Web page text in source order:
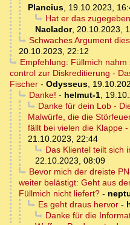
Plancius, 19.10.2023,
Hat er das
Naclador, 20.10.2023,
Schwaches Argument
20.10.2023, 22:12
Empfehlung: Füllmich
control zur Diskreditierung -
Fischer - Odysseus,
Danke! - helmut-1,
Danke für dein Lob -
Malwürfe, die die
fällt bei vielen die Klappe
21.10.2023, 22:44
Das Klientel teilt sich
22.10.2023, 08:09
Bevor mich der dreiste
weiter belästigt: Geht aus
Füllmich nicht liefert? -
Es geht draus hervor-
Danke für die